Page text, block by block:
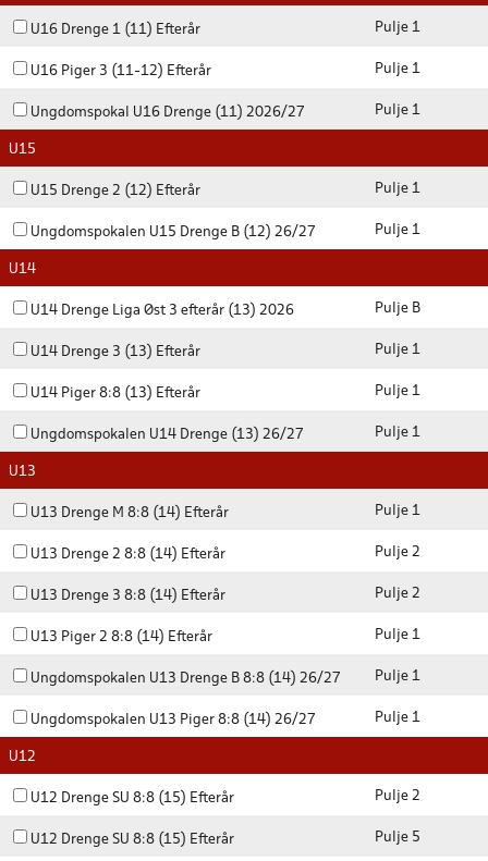
U16 Drenge 1 (11) Efterår Pulje 1
U16 Piger 3 (11-12) Efterår Pulje 1
Ungdomspokal U16 Drenge (11) 2026/27 Pulje 1
U15
U15 Drenge 2 (12) Efterår Pulje 1
Ungdomspokalen U15 Drenge B (12) 26/27 Pulje 1
U14
U14 Drenge Liga Øst 3 efterår (13) 2026 Pulje B
U14 Drenge 3 (13) Efterår Pulje 1
U14 Piger 8:8 (13) Efterår Pulje 1
Ungdomspokalen U14 Drenge (13) 26/27 Pulje 1
U13
U13 Drenge M 8:8 (14) Efterår Pulje 1
U13 Drenge 2 8:8 (14) Efterår Pulje 2
U13 Drenge 3 8:8 (14) Efterår Pulje 2
U13 Piger 2 8:8 (14) Efterår Pulje 1
Ungdomspokalen U13 Drenge B 8:8 (14) 26/27 Pulje 1
Ungdomspokalen U13 Piger 8:8 (14) 26/27 Pulje 1
U12
U12 Drenge SU 8:8 (15) Efterår Pulje 2
U12 Drenge SU 8:8 (15) Efterår Pulje 5